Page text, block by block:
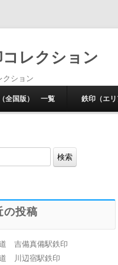
レクション
クション
全国版） 一覧 鉄印（エ
の投稿
吉備真備駅鉄印
川辺宿駅鉄印